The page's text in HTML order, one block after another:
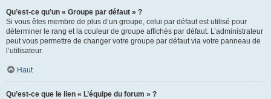
Qu’est-ce qu’un « Groupe par défaut » ?
Si vous êtes membre de plus d’un groupe, celui par défaut est utilisé pour
déterminer le rang et la couleur de groupe affichés par défaut. L’administrateur
peut vous permettre de changer votre groupe par défaut via votre panneau de
l’utilisateur.
Haut
Qu’est-ce que le lien « L’équipe du forum » ?